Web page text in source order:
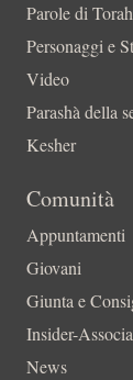
Parole di Torah
Personaggi e
Video
Parashà della
Kesher
Comunità
Appuntamenti
Giovani
Giunta e
Insider-
News